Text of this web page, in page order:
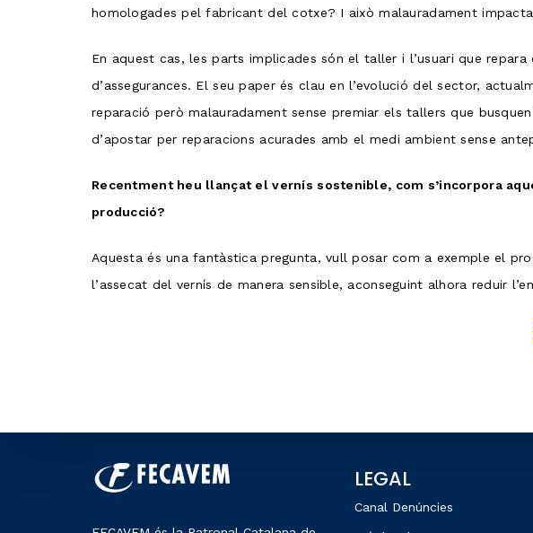
homologades pel fabricant del cotxe? I això malauradament
En aquest cas, les parts implicades són el taller i l’usuari que
d’assegurances. El seu paper és clau en l’evolució del sector,
reparació però malauradament sense premiar els tallers que
d’apostar per reparacions acurades amb el medi ambient sense
Recentment heu llançat el vernís sostenible, com s’incorpora
producció?
Aquesta és una fantàstica pregunta, vull posar com a exemple el
l’assecat del vernís de manera sensible, aconseguint alhora reduir
LEGAL
Canal Denúncies